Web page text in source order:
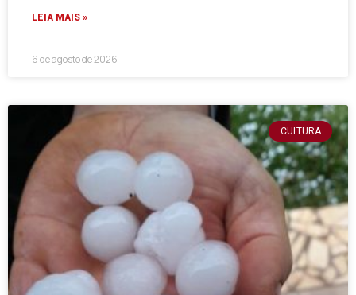
LEIA MAIS »
6 de agosto de 2026
CULTURA